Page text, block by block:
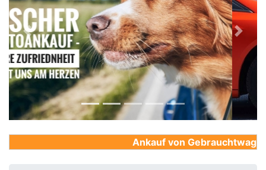
Previous Next
Ankauf von